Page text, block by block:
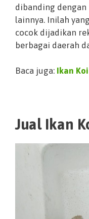
dibanding
lainnya. Inilah
cocok dijadikan
berbagai daerah
Baca juga: Ikan
Jual Ikan